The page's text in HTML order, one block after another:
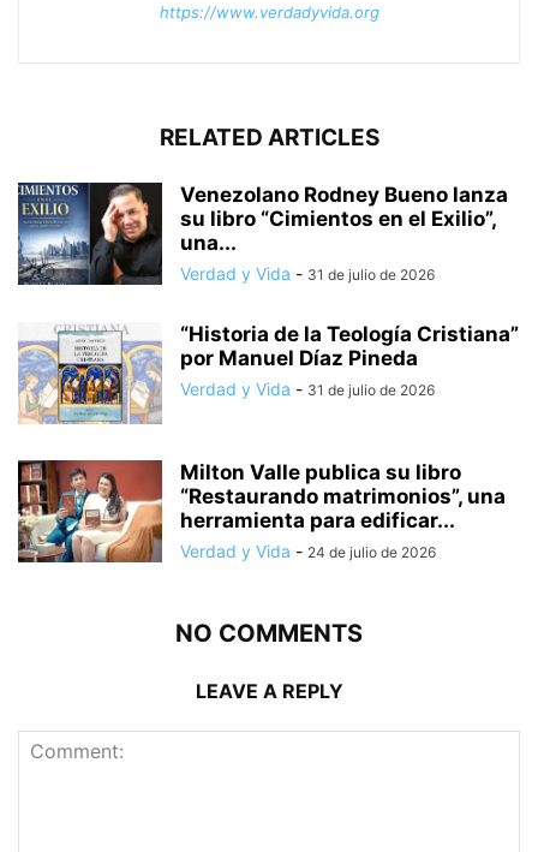
https://www.verdadyvida.org
RELATED ARTICLES
Venezolano Rodney Bueno lanza
su libro “Cimientos en el Exilio”,
una...
Verdad y Vida - 31 de julio de 2026
“Historia de la Teología Cristiana”
por Manuel Díaz Pineda
Verdad y Vida - 31 de julio de 2026
Milton Valle publica su libro
“Restaurando matrimonios”, una
herramienta para edificar...
Verdad y Vida - 24 de julio de 2026
NO COMMENTS
LEAVE A REPLY